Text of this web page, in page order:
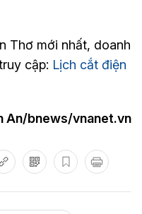
Thơ mới nhất, doanh
cập: Lịch cắt điện
An/bnews/vnanet.vn